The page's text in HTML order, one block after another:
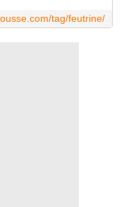
tag/feutrine/